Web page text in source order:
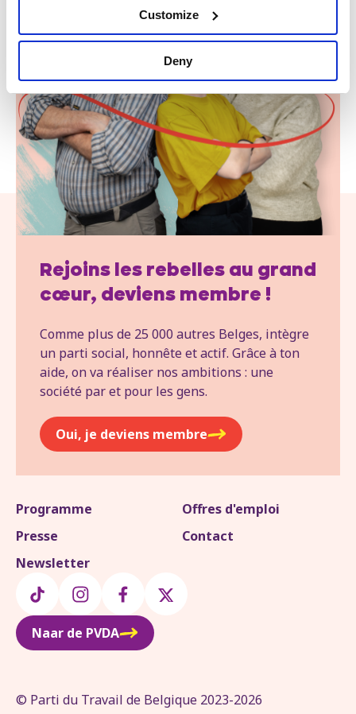
Customize
Deny
Rejoins les rebelles au grand
cœur, deviens membre !
Comme plus de 25 000 autres Belges, intègre
un parti social, honnête et actif. Grâce à ton
aide, on va réaliser nos ambitions : une
société par et pour les gens.
Oui, je deviens membre
Programme
Offres d'emploi
Presse
Contact
Newsletter
Naar de PVDA
© Parti du Travail de Belgique 2023-2026